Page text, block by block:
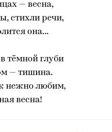
— весна,
стихли речи,
она…
тёмной глуби
— тишина.
нежно любим,
весна!